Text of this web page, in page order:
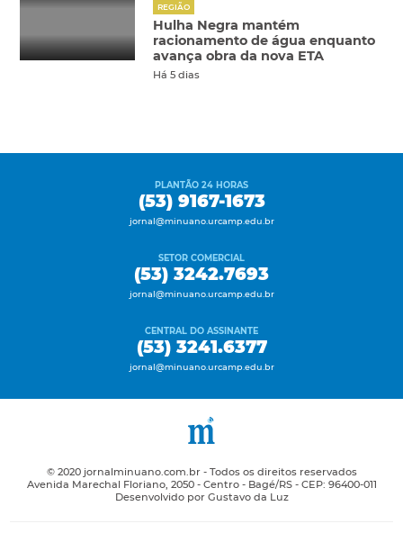
REGIÃO
Hulha Negra mantém
racionamento de água enquanto
avança obra da nova ETA
Há 5 dias
PLANTÃO 24 HORAS
(53) 9167-1673
jornal@minuano.urcamp.edu.br
SETOR COMERCIAL
(53) 3242.7693
jornal@minuano.urcamp.edu.br
CENTRAL DO ASSINANTE
(53) 3241.6377
jornal@minuano.urcamp.edu.br
© 2020 jornalminuano.com.br - Todos os direitos reservados
Avenida Marechal Floriano, 2050 - Centro - Bagé/RS - CEP: 96400-011
Desenvolvido por Gustavo da Luz